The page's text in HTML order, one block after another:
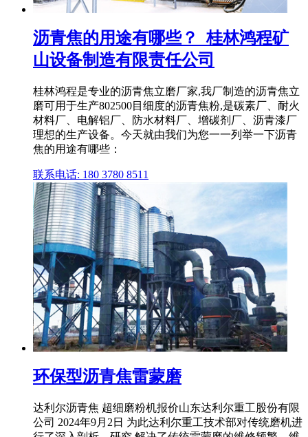
沥青焦的用途有哪些？_桂林鸿程矿
山设备制造有限责任公司
桂林鸿程是专业的沥青焦立磨厂家,我厂制造的沥青焦立
磨可用于生产802500目细度的沥青焦粉,是碳素厂、耐火
材料厂、电解铝厂、防水材料厂、增碳剂厂、沥青漆厂
理想的生产设备。今天就由我们为您一一列举一下沥青
焦的用途有哪些：
联系电话: 180 3780 8511
环保型沥青焦雷蒙磨
达利尔沥青焦 超细磨粉机报价山东达利尔重工股份有限
公司 2024年9月2日 为此达利尔重工技术部对传统磨机进